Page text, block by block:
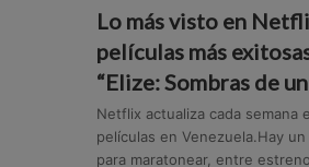
Lo más visto en
películas más
“Elize: Sombras de
Netflix actualiza cada semana
películas en Venezuela.Hay
para maratonear, entre